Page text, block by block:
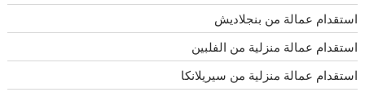
استقدام عمالة من بنجلاديش
استقدام عمالة منزلية من الفلبين
استقدام عمالة منزلية من سيريلانكا